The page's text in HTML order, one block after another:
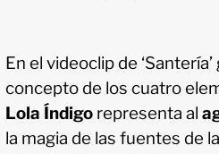
En el videoclip de
concepto de los cuatro
Lola Índigo representa al
la magia de las fuentes de